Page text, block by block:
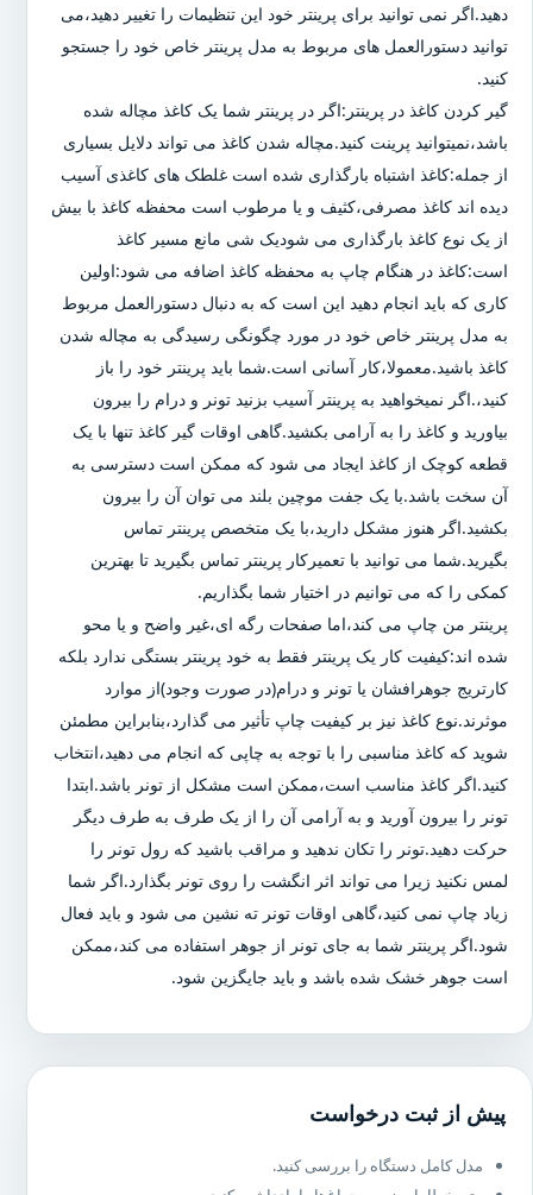
دهید.اگر نمی توانید برای پرینتر خود این تنظیمات را تغییر دهید،می
توانید دستورالعمل های مربوط به مدل پرینتر خاص خود را جستجو
کنید.
گیر کردن کاغذ در پرینتر:اگر در پرینتر شما یک کاغذ مچاله شده
باشد،نمیتوانید پرینت کنید.مچاله شدن کاغذ می تواند دلایل بسیاری
از جمله:کاغذ اشتباه بارگذاری شده است غلطک های کاغذی آسیب
دیده اند کاغذ مصرفی،کثیف و یا مرطوب است محفظه کاغذ با بیش
از یک نوع کاغذ بارگذاری می شودیک شی مانع مسیر کاغذ
است:کاغذ در هنگام چاپ به محفظه کاغذ اضافه می شود:اولین
کاری که باید انجام دهید این است که به دنبال دستورالعمل مربوط
به مدل پرینتر خاص خود در مورد چگونگی رسیدگی به مچاله شدن
کاغذ باشید.معمولا،کار آسانی است.شما باید پرینتر خود را باز
کنید،.اگر نمیخواهید به پرینتر آسیب بزنید تونر و درام را بیرون
بیاورید و کاغذ را به آرامی بکشید.گاهی اوقات گیر کاغذ تنها با یک
قطعه کوچک از کاغذ ایجاد می شود که ممکن است دسترسی به
آن سخت باشد.با یک جفت موچین بلند می توان آن را بیرون
بکشید.اگر هنوز مشکل دارید،با یک متخصص پرینتر تماس
بگیرید.شما می توانید با تعمیرکار پرینتر تماس بگیرید تا بهترین
کمکی را که می توانیم در اختیار شما بگذاریم.
پرینتر من چاپ می کند،اما صفحات رگه ای،غیر واضح و یا محو
شده اند:کیفیت کار یک پرینتر فقط به خود پرینتر بستگی ندارد بلکه
کارتریج جوهرافشان یا تونر و درام(در صورت وجود)از موارد
موثرند.نوع کاغذ نیز بر کیفیت چاپ تأثیر می گذارد،بنابراین مطمئن
شوید که کاغذ مناسبی را با توجه به چاپی که انجام می دهید،انتخاب
کنید.اگر کاغذ مناسب است،ممکن است مشکل از تونر باشد.ابتدا
تونر را بیرون آورید و به آرامی آن را از یک طرف به طرف دیگر
حرکت دهید.تونر را تکان ندهید و مراقب باشید که رول تونر را
لمس نکنید زیرا می تواند اثر انگشت را روی تونر بگذارد.اگر شما
زیاد چاپ نمی کنید،گاهی اوقات تونر ته نشین می شود و باید فعال
شود.اگر پرینتر شما به جای تونر از جوهر استفاده می کند،ممکن
است جوهر خشک شده باشد و باید جایگزین شود.
پیش از ثبت درخواست
مدل کامل دستگاه را بررسی کنید.